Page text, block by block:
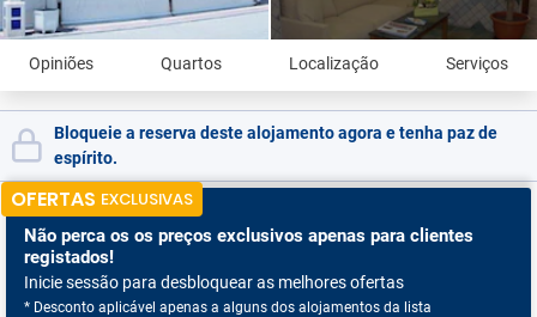
Opiniões Quartos Localização Serviços
Bloqueie a reserva deste alojamento agora e tenha paz de
espírito.
OFERTAS EXCLUSIVAS
Não perca os os preços exclusivos apenas para clientes
registados!
Inicie sessão para desbloquear as melhores ofertas
* Desconto aplicável apenas a alguns dos alojamentos da lista